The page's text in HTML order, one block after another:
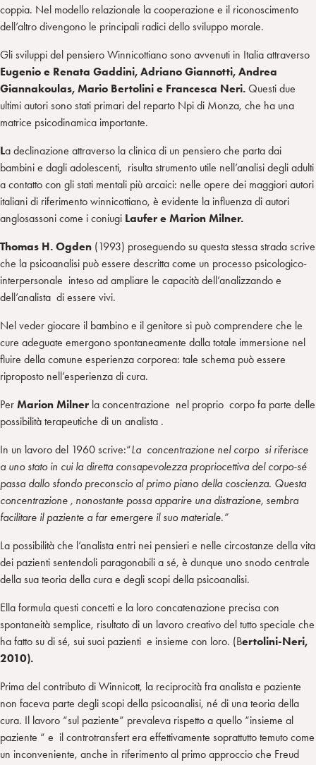
coppia. Nel modello relazionale la cooperazione e il riconoscimento
dell’altro divengono le principali radici dello sviluppo morale.
Gli sviluppi del pensiero Winnicottiano sono avvenuti in Italia attraverso
Eugenio e Renata Gaddini, Adriano Giannotti, Andrea
Giannakoulas, Mario Bertolini e Francesca Neri. Questi due
ultimi autori sono stati primari del reparto Npi di Monza, che ha una
matrice psicodinamica importante.
La declinazione attraverso la clinica di un pensiero che parta dai
bambini e dagli adolescenti, risulta strumento utile nell’analisi degli adulti
a contatto con gli stati mentali più arcaici: nelle opere dei maggiori autori
italiani di riferimento winnicottiano, è evidente la influenza di autori
anglosassoni come i coniugi Laufer e Marion Milner.
Thomas H. Ogden (1993) proseguendo su questa stessa strada scrive
che la psicoanalisi può essere descritta come un processo psicologico-
interpersonale inteso ad ampliare le capacità dell’analizzando e
dell’analista di essere vivi.
Nel veder giocare il bambino e il genitore si può comprendere che le
cure adeguate emergono spontaneamente dalla totale immersione nel
fluire della comune esperienza corporea: tale schema può essere
riproposto nell’esperienza di cura.
Per Marion Milner la concentrazione nel proprio corpo fa parte delle
possibilità terapeutiche di un analista .
In un lavoro del 1960 scrive:“La concentrazione nel corpo si riferisce
a uno stato in cui la diretta consapevolezza propriocettiva del corpo-sé
passa dallo sfondo preconscio al primo piano della coscienza. Questa
concentrazione , nonostante possa apparire una distrazione, sembra
facilitare il paziente a far emergere il suo materiale.”
La possibilità che l’analista entri nei pensieri e nelle circostanze della vita
dei pazienti sentendoli paragonabili a sé, è dunque uno snodo centrale
della sua teoria della cura e degli scopi della psicoanalisi.
Ella formula questi concetti e la loro concatenazione precisa con
spontaneità semplice, risultato di un lavoro creativo del tutto speciale che
ha fatto su di sé, sui suoi pazienti e insieme con loro. (Bertolini-Neri,
2010).
Prima del contributo di Winnicott, la reciprocità fra analista e paziente
non faceva parte degli scopi della psicoanalisi, né di una teoria della
cura. Il lavoro “sul paziente” prevaleva rispetto a quello “insieme al
paziente “ e il controtransfert era effettivamente soprattutto temuto come
un inconveniente, anche in riferimento al primo approccio che Freud